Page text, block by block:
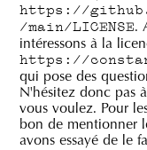
https://
/main/LICENSE.
intéressons à la
https://
qui pose des
N'hésitez donc pas
vous voulez. Pour
bon de mentionner
avons essayé de le